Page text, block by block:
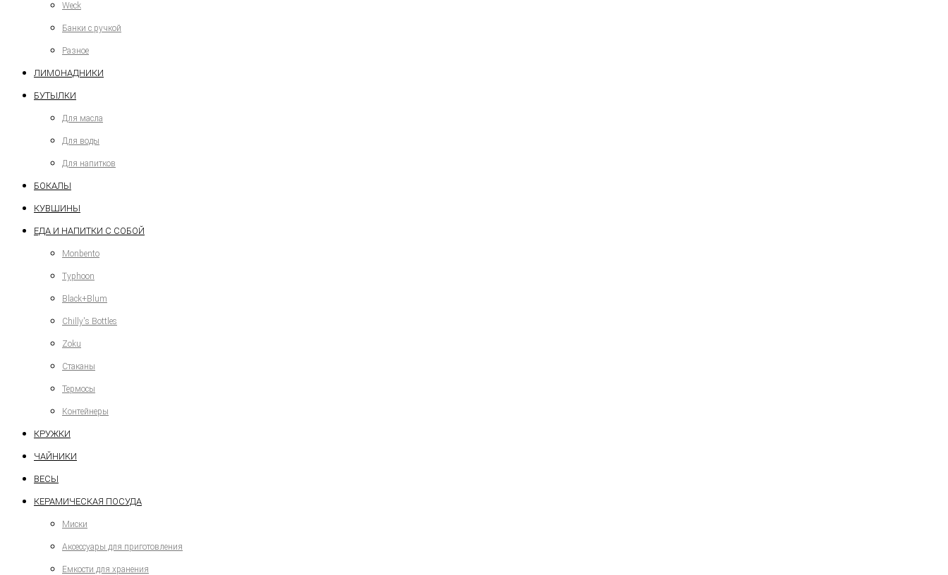
Weck
Банки с ручкой
Разное
ЛИМОНАДНИКИ
БУТЫЛКИ
Для масла
Для воды
Для напитков
БОКАЛЫ
КУВШИНЫ
ЕДА И НАПИТКИ С СОБОЙ
Monbento
Typhoon
Black+Blum
Chilly's Bottles
Zoku
Стаканы
Термосы
Контейнеры
КРУЖКИ
ЧАЙНИКИ
ВЕСЫ
КЕРАМИЧЕСКАЯ ПОСУДА
Миски
Аксессуары для приготовления
Емкости для хранения